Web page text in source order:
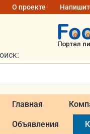
О проекте
Главная
Объявления